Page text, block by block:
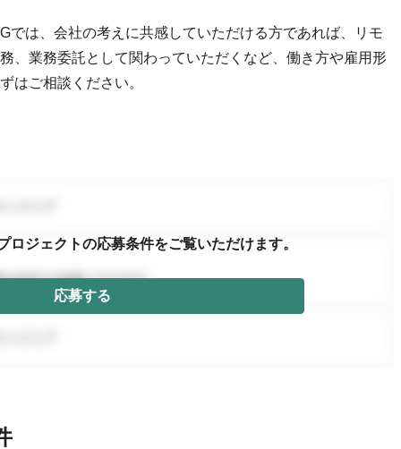
では、会社の考えに共感していただける方であれば、リモ
、業務委託として関わっていただくなど、働き方や雇用形
はご相談ください。
ロジェクトの応募条件をご覧いただけます。
応募する